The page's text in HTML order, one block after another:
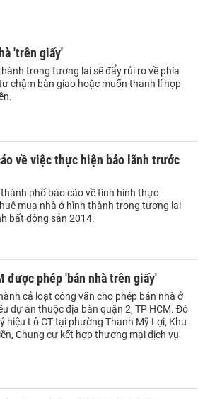
'trên giấy'
trong tương lai sẽ đẩy rủi ro về phía
chậm bàn giao hoặc muốn thanh lí hợp
về việc thực hiện bảo lãnh trước
phố báo cáo về tình hình thực
mua nhà ở hình thành trong tương lai
bất động sản 2014.
được phép 'bán nhà trên giấy'
cả loạt công văn cho phép bán nhà ở
dự án thuộc địa bàn quận 2, TP HCM. Đó
hiệu Lô CT tại phường Thanh Mỹ Lợi, Khu
Chung cư kết hợp thương mại dịch vụ